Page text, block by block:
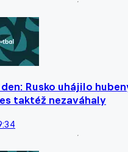
Rusko uhájilo
taktéž nezaváhaly